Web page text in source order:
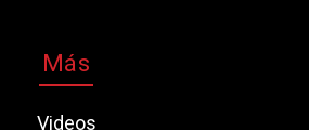
Más
Videos